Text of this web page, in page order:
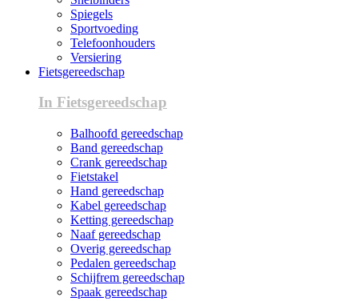
Spiegels
Sportvoeding
Telefoonhouders
Versiering
Fietsgereedschap
In Fietsgereedschap
Balhoofd gereedschap
Band gereedschap
Crank gereedschap
Fietstakel
Hand gereedschap
Kabel gereedschap
Ketting gereedschap
Naaf gereedschap
Overig gereedschap
Pedalen gereedschap
Schijfrem gereedschap
Spaak gereedschap